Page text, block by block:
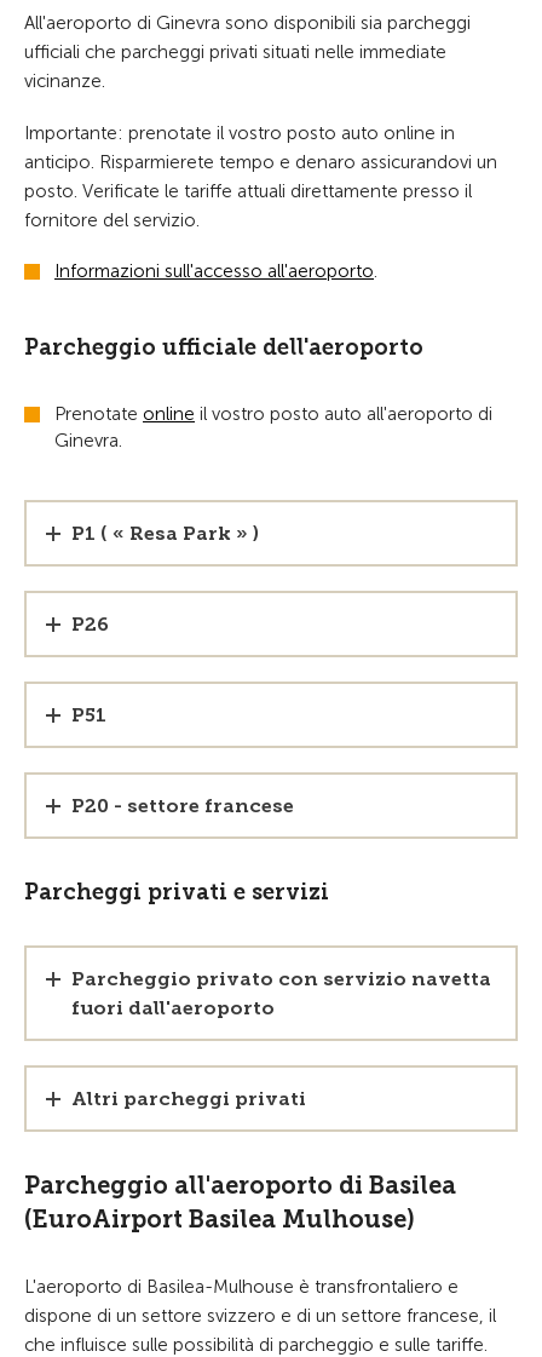
All'aeroporto di Ginevra sono disponibili sia parcheggi
ufficiali che parcheggi privati situati nelle immediate
vicinanze.
Importante: prenotate il vostro posto auto online in
anticipo. Risparmierete tempo e denaro assicurandovi un
posto. Verificate le tariffe attuali direttamente presso il
fornitore del servizio.
Informazioni sull'accesso all'aeroporto.
Parcheggio ufficiale dell'aeroporto
Prenotate online il vostro posto auto all'aeroporto di
Ginevra.
P1 ( « Resa Park » )
P26
P51
P20 - settore francese
Parcheggi privati e servizi
Parcheggio privato con servizio navetta
fuori dall'aeroporto
Altri parcheggi privati
Parcheggio all'aeroporto di Basilea
(EuroAirport Basilea Mulhouse)
L'aeroporto di Basilea-Mulhouse è transfrontaliero e
dispone di un settore svizzero e di un settore francese, il
che influisce sulle possibilità di parcheggio e sulle tariffe.